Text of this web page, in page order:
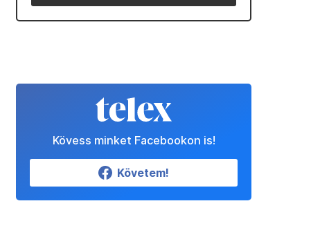
Kövess minket Facebookon is!
Követem!